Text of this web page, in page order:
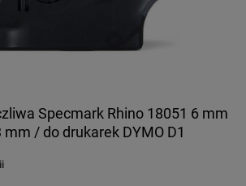
Specmark Rhino 18051 6 mm
mm / do drukarek DYMO D1